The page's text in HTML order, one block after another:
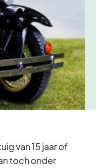
van 15 jaar of
toch onder